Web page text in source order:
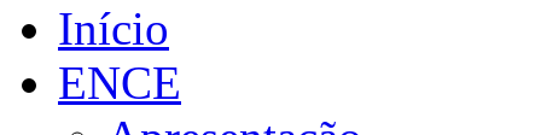
Início
ENCE